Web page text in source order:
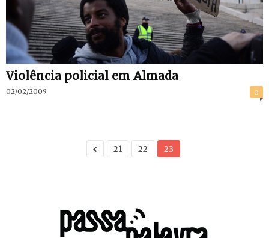
Violência policial em Almada
02/02/2009 0
21 22 23